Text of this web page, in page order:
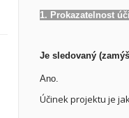
1. Prokazatelnost
Je sledovaný
Ano.
Účinek projektu je